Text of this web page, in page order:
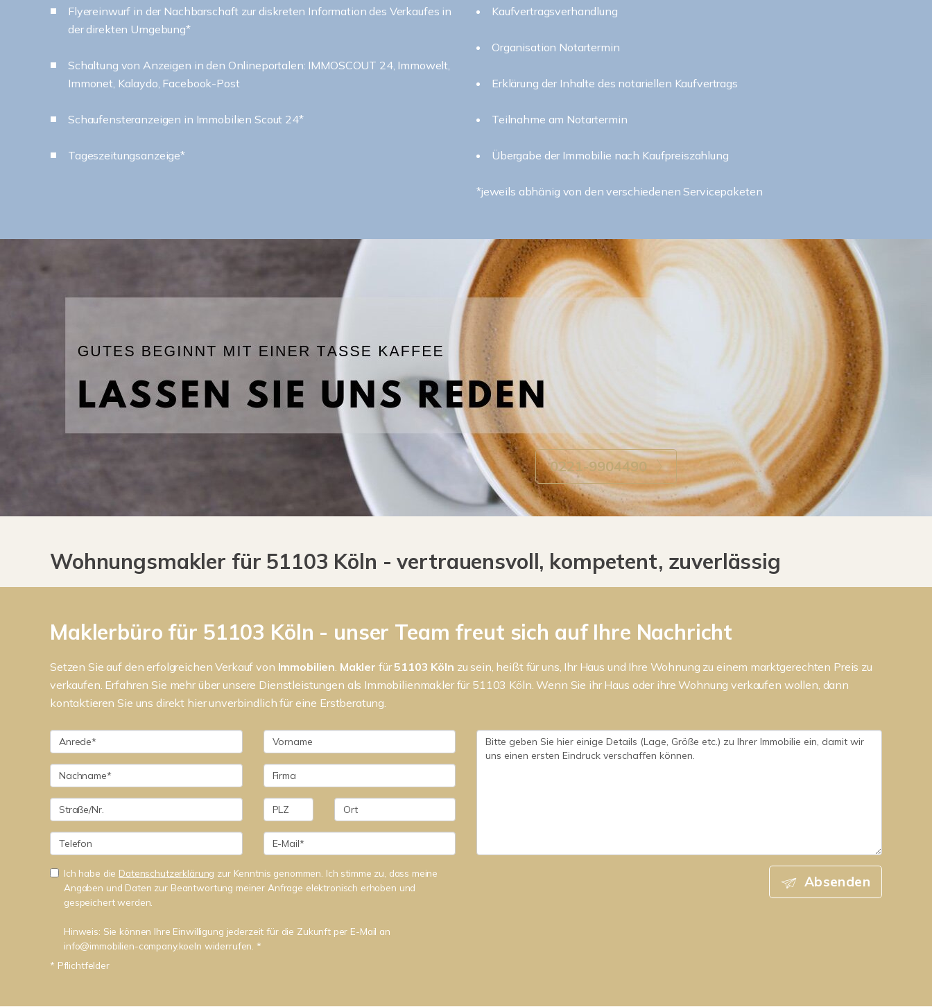
Flyereinwurf in der Nachbarschaft zur diskreten Information des Verkaufes in
der direkten Umgebung*
Schaltung von Anzeigen in den Onlineportalen: IMMOSCOUT 24, Immowelt,
Immonet, Kalaydo, Facebook-Post
Schaufensteranzeigen in Immobilien Scout 24*
Tageszeitungsanzeige*
Kaufvertragsverhandlung
Organisation Notartermin
Erklärung der Inhalte des notariellen Kaufvertrags
Teilnahme am Notartermin
Übergabe der Immobilie nach Kaufpreiszahlung
*jeweils abhänig von den verschiedenen Servicepaketen
0221-9904490
Wohnungsmakler für 51103 Köln - vertrauensvoll, kompetent, zuverlässig
Maklerbüro für 51103 Köln - unser Team freut sich auf Ihre Nachricht
Setzen Sie auf den erfolgreichen Verkauf von Immobilien. Makler für51103 Köln zu sein, heißt für uns, Ihr Haus und Ihre Wohnung zu einem marktgerechten Preis zu
verkaufen. Erfahren Sie mehr über unsere Dienstleistungen als Immobilienmakler für 51103 Köln. Wenn Sie ihr Haus oder ihre Wohnung verkaufen wollen, dann
kontaktieren Sie uns direkt hier unverbindlich für eine Erstberatung.
Ich habe die Datenschutzerklärung zur Kenntnis genommen. Ich stimme zu, dass meine
Angaben und Daten zur Beantwortung meiner Anfrage elektronisch erhoben und
gespeichert werden.
Hinweis: Sie können Ihre Einwilligung jederzeit für die Zukunft per E-Mail an
info@immobilien-company.koeln widerrufen. *
* Pflichtfelder
Absenden